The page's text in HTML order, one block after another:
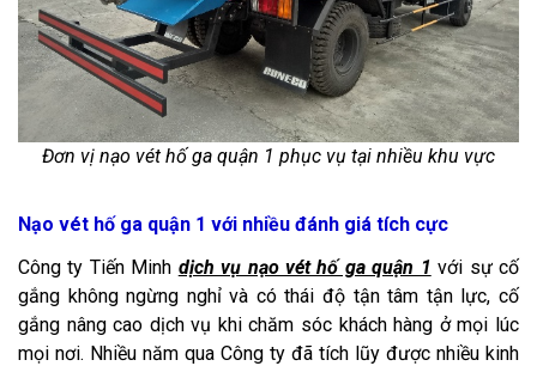
Đơn vị nạo vét hố ga quận 1 phục vụ tại nhiều khu vực​
Nạo vét hố ga quận 1 với nhiều đánh giá tích cực
Công ty Tiến Minh dịch vụ nạo vét hố ga quận 1 với sự cố
gắng không ngừng nghỉ và có thái độ tận tâm tận lực, cố
gắng nâng cao dịch vụ khi chăm sóc khách hàng ở mọi lúc
mọi nơi. Nhiều năm qua Công ty đã tích lũy được nhiều kinh